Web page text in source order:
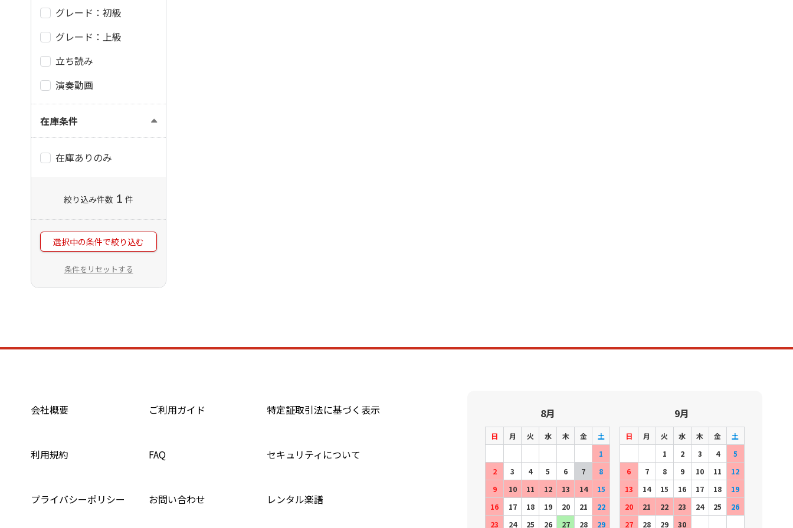
グレード：初級
グレード：上級
立ち読み
演奏動画
在庫条件
在庫ありのみ
絞り込み件数 1 件
選択中の条件で絞り込む
条件をリセットする
会社概要 ご利用ガイド 特定証取引法に基づく表示
利用規約 FAQ セキュリティについて
プライバシーポリシー お問い合わせ レンタル楽譜
8月
日 月 火 水 木 金
土
1
2
3 4 5 6 7
8
9
10 11 12 13 14
15
16
17 18 19 20 21
22
23
24 25 26 27 28 29
9月
日 月 火 水 木 金
土
1
2 3 4
5
6
7 8 9 10 11
12
13
14 15 16 17 18
19
20
21 22 23 24 25
26
27
28 29 30